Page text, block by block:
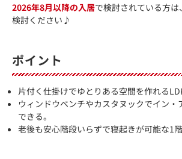
2026年8月以降の入居で検討されている方
検討ください♪
ポイント
片付く仕掛けでゆとりある空間を作れる
ウィンドウベンチやカスタヌックでイン・
できる。
老後も安心階段いらずで寝起きが可能な1